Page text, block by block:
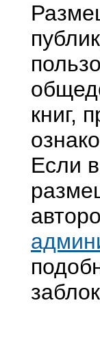
книг,
Если